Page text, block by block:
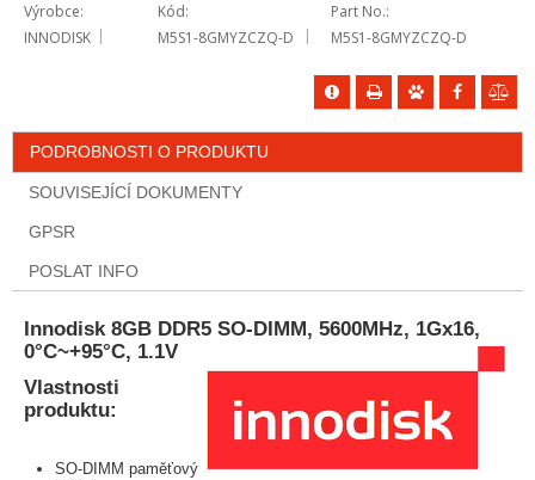
Výrobce
INNODISK
Kód
M5S1-8GMYZCZQ-D
Part No.
M5S1-8GMYZCZQ-D
PODROBNOSTI O PRODUKTU
SOUVISEJÍCÍ DOKUMENTY
GPSR
POSLAT INFO
Innodisk 8GB DDR5 SO-DIMM, 5600MHz, 1Gx16,
0°C~+95°C, 1.1V
Vlastnosti
produktu:
SO-DIMM paměťový